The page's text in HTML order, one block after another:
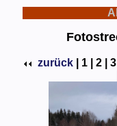
zurück 1 | 2 | 3 |